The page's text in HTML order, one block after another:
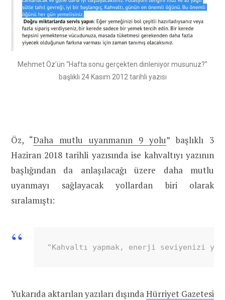
Mehmet Öz’ün “Hafta sonu gerçekten dinleniyor musunuz?”
başlıklı 24 Kasım 2012 tarihli yazısı
Öz, “Daha mutlu uyanmanın 9 yolu” başlıklı 3
Haziran 2018 tarihli yazısında ise kahvaltıyı yazının
başlığından da anlaşılacağı üzere daha mutlu
uyanmayı sağlayacak yollardan biri olarak
sıralamıştı:
"Kahvaltı yapmak, enerji seviyenizi
Yukarıda aktarılan yazıları dışındaHürriyet Gazetesi